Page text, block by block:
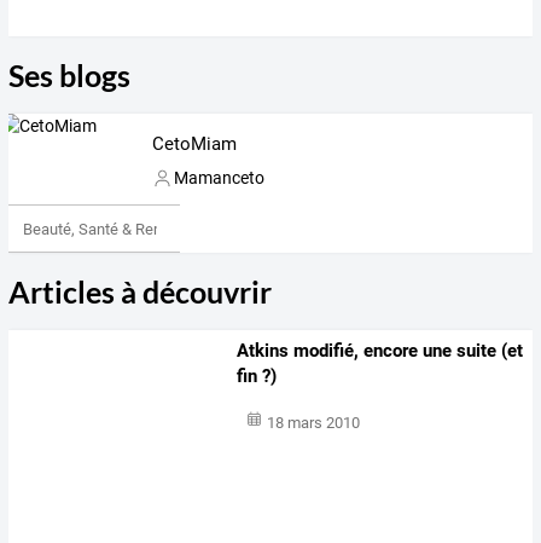
Ses blogs
CetoMiam
Mamanceto
Beauté, Santé & Remise en forme
Articles à découvrir
Atkins modifié, encore une suite (et
fin ?)
18 mars 2010